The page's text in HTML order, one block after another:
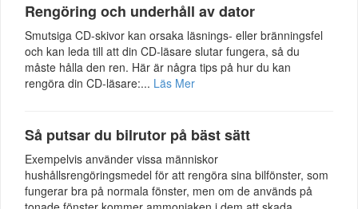
Rengöring och underhåll av dator
Smutsiga CD-skivor kan orsaka läsnings- eller bränningsfel
och kan leda till att din CD-läsare slutar fungera, så du
måste hålla den ren. Här är några tips på hur du kan
rengöra din CD-läsare:... Läs Mer
Så putsar du bilrutor på bäst sätt
Exempelvis använder vissa människor
hushållsrengöringsmedel för att rengöra sina bilfönster, som
fungerar bra på normala fönster, men om de används på